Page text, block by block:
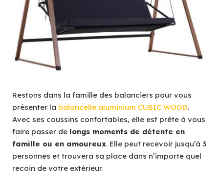
Restons dans la famille des balanciers pour vous
présenter la balancelle aluminium CUBIC WOOD.
Avec ses coussins confortables, elle est prête à vous
faire passer de longs moments de détente en
famille ou en amoureux. Elle peut recevoir jusqu’à 3
personnes et trouvera sa place dans n’importe quel
recoin de votre extérieur.